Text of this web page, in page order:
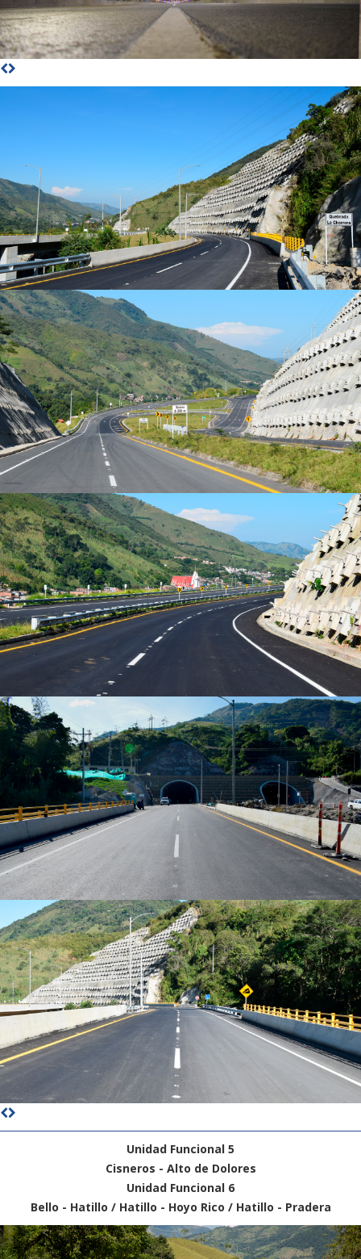
Unidad Funcional 5
Cisneros - Alto de Dolores
Unidad Funcional 6
Bello - Hatillo / Hatillo - Hoyo Rico / Hatillo - Pradera